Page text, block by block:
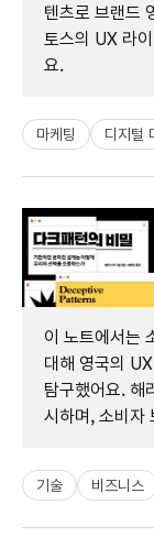
텐츠로 브랜드
토스의 UX 라
요.
마케팅 디지털
이 노트에서는
대해 영국의
탐구했어요. 해
시하며, 소비자
기술 비즈니스